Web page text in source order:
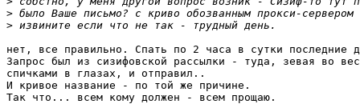
>
>
нет, все правильно. Спать по 2 часа в сутки последние
Запрос был из сизифовской рассылки - туда, зевая во
спичками в глазах, и отправил..
И кривое название - по той же причине.
Так что... всем кому должен - всем прощаю.